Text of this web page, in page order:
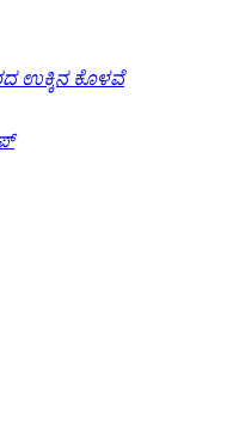
ಉಕ್ಕಿನ ಕೊಳವೆ